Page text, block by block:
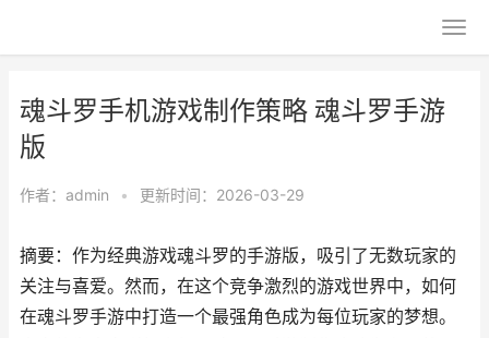
魂斗罗手机游戏制作策略 魂斗罗手游
版
作者： admin • 更新时间：2026-03-29
摘要：作为经典游戏魂斗罗的手游版，吸引了无数玩家的
关注与喜爱。然而，在这个竞争激烈的游戏世界中，如何
在魂斗罗手游中打造一个最强角色成为每位玩家的梦想。